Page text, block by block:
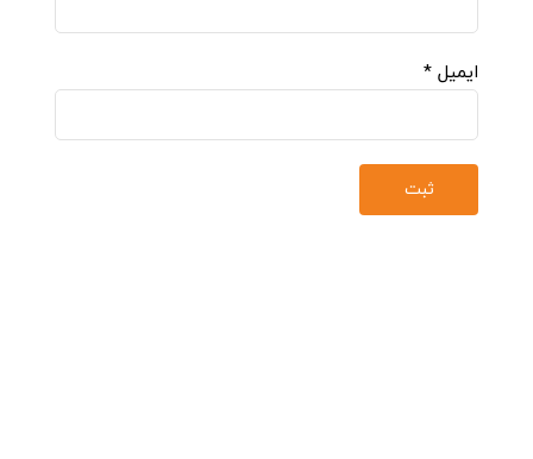
ایمیل *